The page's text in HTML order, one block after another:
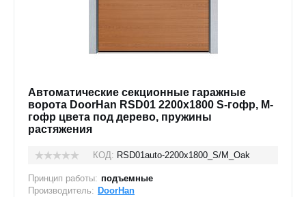
Автоматические секционные гаражные
ворота DoorHan RSD01 2200x1800 S-гофр, M-
гофр цвета под дерево, пружины
растяжения
КОД: RSD01auto-2200х1800_S/M_Oak
Принцип работы: подъемные
Производитель: DoorHan